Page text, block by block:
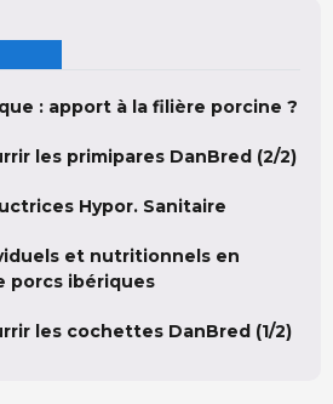
: apport à la filière porcine ?
les primipares DanBred (2/2)
Hypor. Sanitaire
et nutritionnels en
porcs ibériques
les cochettes DanBred (1/2)